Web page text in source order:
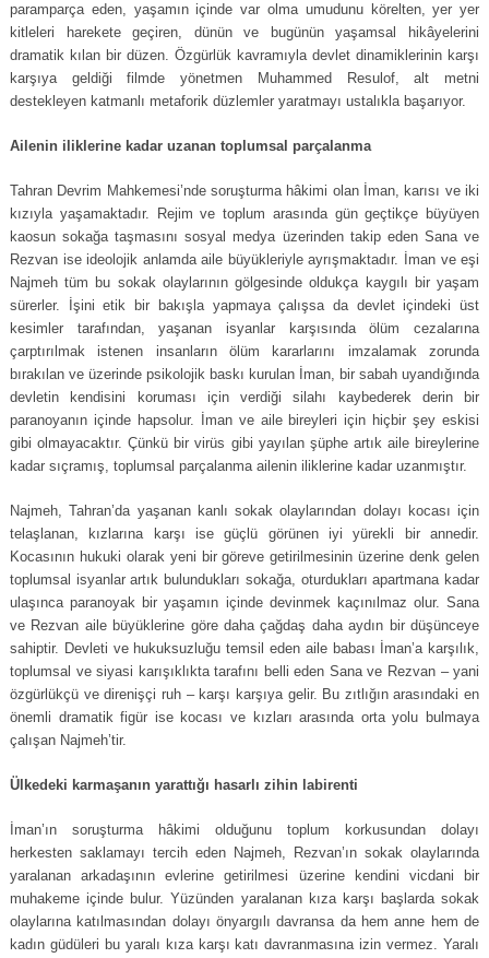
paramparça eden, yaşamın içinde var olma umudunu körelten, yer yer
kitleleri harekete geçiren, dünün ve bugünün yaşamsal hikâyelerini
dramatik kılan bir düzen. Özgürlük kavramıyla devlet dinamiklerinin karşı
karşıya geldiği filmde yönetmen Muhammed Resulof, alt metni
destekleyen katmanlı metaforik düzlemler yaratmayı ustalıkla başarıyor.
Ailenin iliklerine kadar uzanan toplumsal parçalanma
Tahran Devrim Mahkemesi’nde soruşturma hâkimi olan İman, karısı ve iki
kızıyla yaşamaktadır. Rejim ve toplum arasında gün geçtikçe büyüyen
kaosun sokağa taşmasını sosyal medya üzerinden takip eden Sana ve
Rezvan ise ideolojik anlamda aile büyükleriyle ayrışmaktadır. İman ve eşi
Najmeh tüm bu sokak olaylarının gölgesinde oldukça kaygılı bir yaşam
sürerler. İşini etik bir bakışla yapmaya çalışsa da devlet içindeki üst
kesimler tarafından, yaşanan isyanlar karşısında ölüm cezalarına
çarptırılmak istenen insanların ölüm kararlarını imzalamak zorunda
bırakılan ve üzerinde psikolojik baskı kurulan İman, bir sabah uyandığında
devletin kendisini koruması için verdiği silahı kaybederek derin bir
paranoyanın içinde hapsolur. İman ve aile bireyleri için hiçbir şey eskisi
gibi olmayacaktır. Çünkü bir virüs gibi yayılan şüphe artık aile bireylerine
kadar sıçramış, toplumsal parçalanma ailenin iliklerine kadar uzanmıştır.
Najmeh, Tahran’da yaşanan kanlı sokak olaylarından dolayı kocası için
telaşlanan, kızlarına karşı ise güçlü görünen iyi yürekli bir annedir.
Kocasının hukuki olarak yeni bir göreve getirilmesinin üzerine denk gelen
toplumsal isyanlar artık bulundukları sokağa, oturdukları apartmana kadar
ulaşınca paranoyak bir yaşamın içinde devinmek kaçınılmaz olur. Sana
ve Rezvan aile büyüklerine göre daha çağdaş daha aydın bir düşünceye
sahiptir. Devleti ve hukuksuzluğu temsil eden aile babası İman’a karşılık,
toplumsal ve siyasi karışıklıkta tarafını belli eden Sana ve Rezvan – yani
özgürlükçü ve direnişçi ruh – karşı karşıya gelir. Bu zıtlığın arasındaki en
önemli dramatik figür ise kocası ve kızları arasında orta yolu bulmaya
çalışan Najmeh’tir.
Ülkedeki karmaşanın yarattığı hasarlı zihin labirenti
İman’ın soruşturma hâkimi olduğunu toplum korkusundan dolayı
herkesten saklamayı tercih eden Najmeh, Rezvan’ın sokak olaylarında
yaralanan arkadaşının evlerine getirilmesi üzerine kendini vicdani bir
muhakeme içinde bulur. Yüzünden yaralanan kıza karşı başlarda sokak
olaylarına katılmasından dolayı önyargılı davransa da hem anne hem de
kadın güdüleri bu yaralı kıza karşı katı davranmasına izin vermez. Yaralı